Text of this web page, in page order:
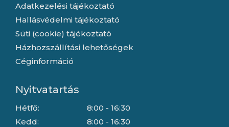
Adatkezelési tájékoztató
Hallásvédelmi tájékoztató
Süti (cookie) tájékoztató
Házhozszállítási lehetőségek
Céginformáció
Nyitvatartás
Hétfő:
Kedd:
8:00 - 16:30
8:00 - 16:30